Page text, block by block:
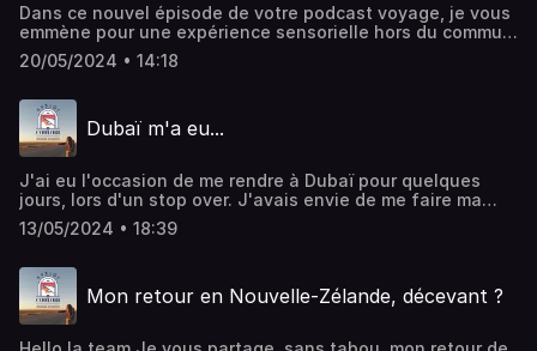
Dans ce nouvel épisode de votre podcast voyage, je vous
emmène pour une expérience sensorielle hors du commun
lors d'une représentation artistique de la troupe
Punchdrunk. Il s'agit du show primé Sleep No More.
Instagram : HublotoucouloirHébergé par Ausha. Visitez
ausha.co/politique-de-confidentialite pour plus
d'informations.
20/05/2024 • 14:18
Dubaï m'a eu...
J'ai eu l'occasion de me rendre à Dubaï pour quelques
jours, lors d'un stop over. J'avais envie de me faire ma
propre opinion... malgré mes convictions écologiste,
féministe, égalitaire... Dans ce nouvel épisode de votre
et en toute transparence de cette ville qui fait tant parler
mais qui intrigue toujours plus de monde. Bisous la
teamRejoins-moi sur Instagram ⬇️HublotoucouloirHébergé
13/05/2024 • 18:39
Mon retour en Nouvelle-Zélande, décevant ?